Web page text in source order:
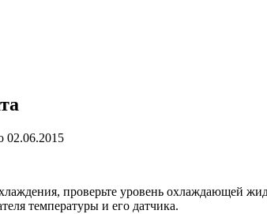
02.06.2015
проверьте уровень охлаждающей
температуры и его датчика.